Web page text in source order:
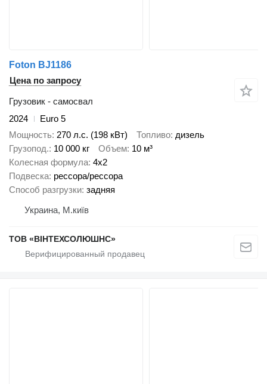
Foton BJ1186
Цена по запросу
Грузовик - самосвал
2024
Euro 5
Мощность 270 л.с. (198 кВт) Топливо дизель
Грузопод. 10 000 кг Объем 10 м³
Колесная формула 4x2
Подвеска рессора/рессора
Способ разгрузки задняя
Украина, М.київ
ТОВ «ВІНТЕХСОЛЮШНС»